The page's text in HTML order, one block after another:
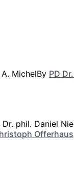
By PD
Offerhaus